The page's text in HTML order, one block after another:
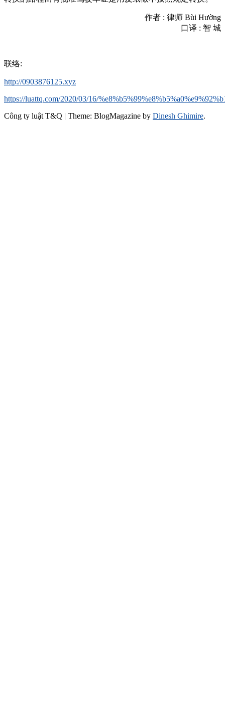
作者 : 律师 Bùi Hường
口译 : 智 城
联络:
http://0903876125.xyz
https://luattq.com/2020/03/16/
Công ty luật T&Q | Theme: BlogMagazine by Dinesh Ghimire.